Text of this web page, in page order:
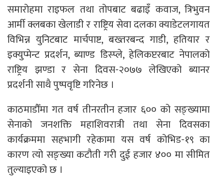
समारोहमा राइफल तथा तोपबाट बढाइँ कवाज, त्रिभुवन
आर्मी क्लबका खेलाडी र राष्ट्रिय सेवा दलका क्याडेटलगायत
विभिन्न युनिटबाट मार्चपाष्ट, बख्तरबन्द गाडी, हतियार र
इक्युप्मेन्ट प्रदर्शन, ब्याण्ड डिस्प्ले, हेलिकप्टरबाट नेपालको
राष्ट्रिय झण्डा र सेना दिवस-२०७७ लेखिएको ब्यानर
प्रदर्शनी साथै पुष्पवृष्टि गरिनेछ ।
काठमाडौँमा गत वर्ष तीनरतीन हजार ६०० को सङ्ख्यामा
सेनाको जनशक्ति महाशिवरात्री तथा सेना दिवसका
कार्यक्रममा सहभागी रहेकामा यस वर्ष कोभिड-१९ का
कारण त्यो सङ्ख्या कटौती गरी दुई हजार ४०० मा सीमित
तुल्याइएको छ ।